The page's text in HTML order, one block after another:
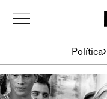
Política